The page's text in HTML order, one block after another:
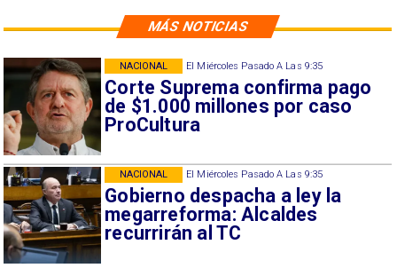
MÁS NOTICIAS
El Miércoles Pasado A Las 9:35
Corte Suprema confirma pago
de $1.000 millones por caso
ProCultura
NACIONAL
El Miércoles Pasado A Las 9:35
Gobierno despacha a ley la
megarreforma: Alcaldes
recurrirán al TC
NACIONAL